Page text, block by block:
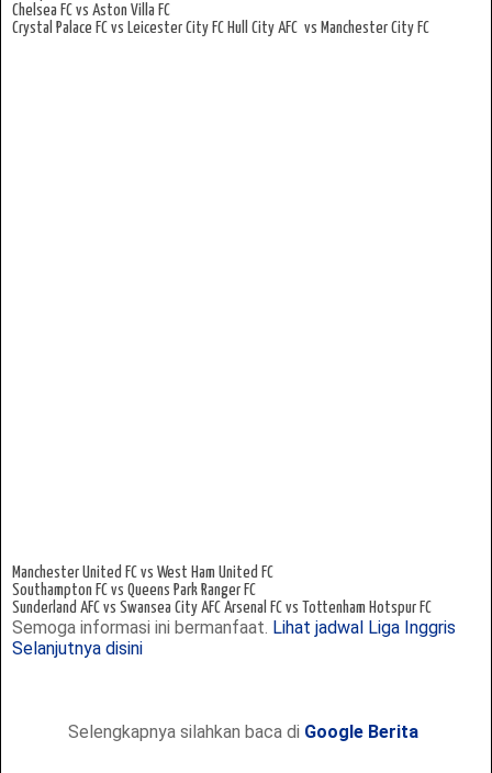
Chelsea FC vs Aston Villa FC
Crystal Palace FC vs Leicester City FC Hull City AFC vs Manchester City FC
Manchester United FC vs West Ham United FC
Southampton FC vs Queens Park Ranger FC
Sunderland AFC vs Swansea City AFC Arsenal FC vs Tottenham Hotspur FC
Semoga informasi ini bermanfaat. Lihat jadwal Liga Inggris
Selanjutnya disini
Selengkapnya silahkan baca di Google Berita